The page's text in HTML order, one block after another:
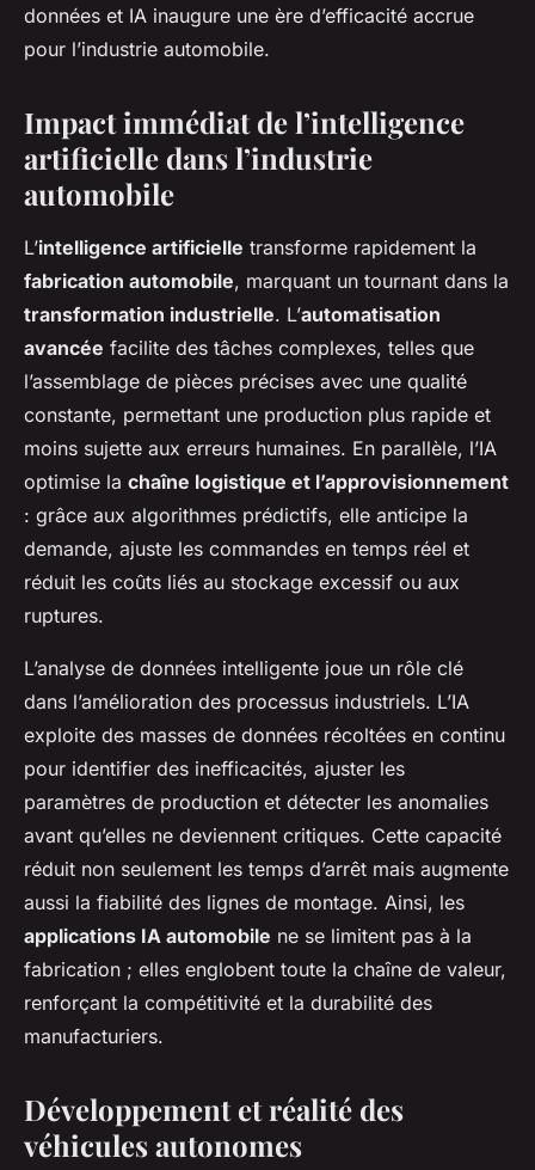
données et IA inaugure une ère d’efficacité accrue
pour l’industrie automobile.
Impact immédiat de l’intelligence
artificielle dans l’industrie
automobile
L’intelligence artificielle transforme rapidement la
fabrication automobile, marquant un tournant dans la
transformation industrielle. L’automatisation
avancée facilite des tâches complexes, telles que
l’assemblage de pièces précises avec une qualité
constante, permettant une production plus rapide et
moins sujette aux erreurs humaines. En parallèle, l’IA
optimise la chaîne logistique et l’approvisionnement
: grâce aux algorithmes prédictifs, elle anticipe la
demande, ajuste les commandes en temps réel et
réduit les coûts liés au stockage excessif ou aux
ruptures.
L’analyse de données intelligente joue un rôle clé
dans l’amélioration des processus industriels. L’IA
exploite des masses de données récoltées en continu
pour identifier des inefficacités, ajuster les
paramètres de production et détecter les anomalies
avant qu’elles ne deviennent critiques. Cette capacité
réduit non seulement les temps d’arrêt mais augmente
aussi la fiabilité des lignes de montage. Ainsi, les
applications IA automobile ne se limitent pas à la
fabrication ; elles englobent toute la chaîne de valeur,
renforçant la compétitivité et la durabilité des
manufacturiers.
Développement et réalité des
véhicules autonomes